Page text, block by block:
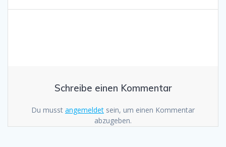
Schreibe einen Kommentar
Du musst angemeldet sein, um einen Kommentar
abzugeben.